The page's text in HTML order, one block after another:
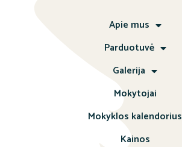
Apie mus
Parduotuvė
Galerija
Mokytojai
Mokyklos kalendorius
Kainos